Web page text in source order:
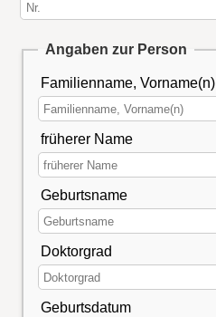
Angaben zur Person
Familienname, Vorname(n)
früherer Name
Geburtsname
Doktorgrad
Geburtsdatum